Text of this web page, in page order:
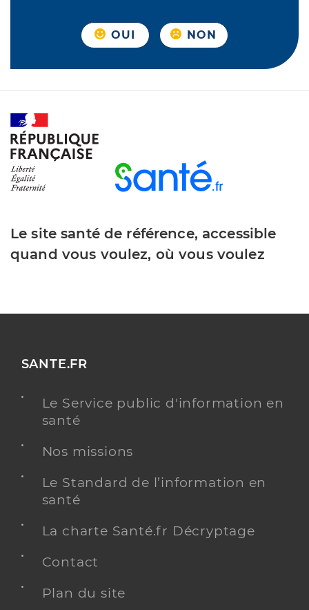
OUI NON
Le site santé de référence, accessible
quand vous voulez, où vous voulez
SANTE.FR
Le Service public d'information en
santé
Nos missions
Le Standard de l’information en
santé
La charte Santé.fr Décryptage
Contact
Plan du site